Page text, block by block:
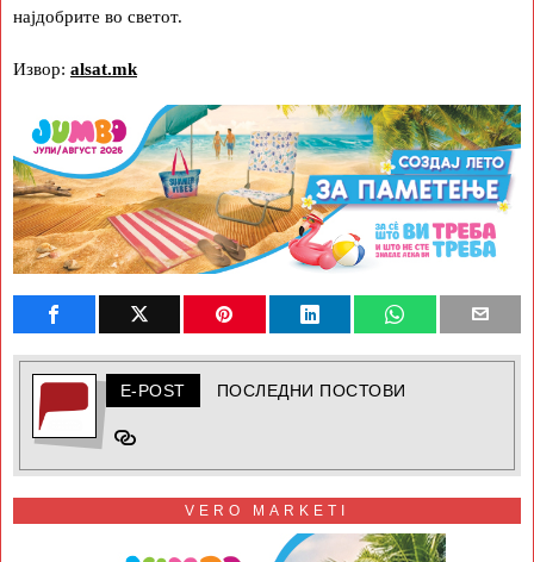
најдобрите во светот.
Извор: alsat.mk
E-POST ПОСЛЕДНИ ПОСТОВИ
VERO MARKETI